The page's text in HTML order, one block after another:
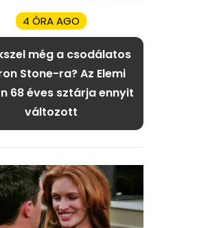
4 ÓRA AGO
még a csodálatos
Stone-ra? Az Elemi
68 éves sztárja ennyit
változott